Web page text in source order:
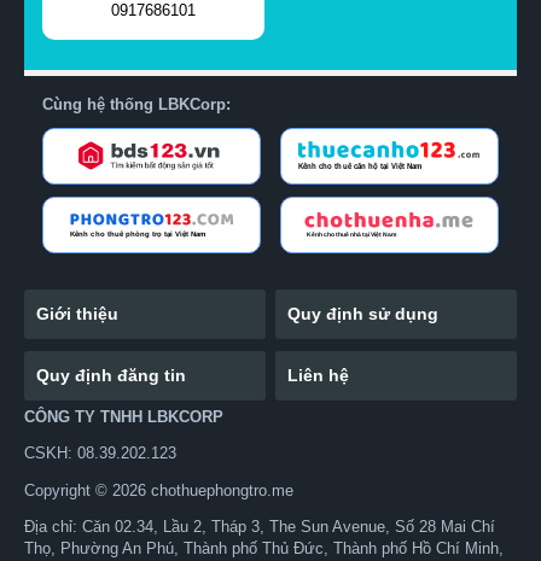
0917686101
Cùng hệ thống LBKCorp:
Giới thiệu Quy định sử dụng
Quy định đăng tin Liên hệ
CÔNG TY TNHH LBKCORP
CSKH: 08.39.202.123
Copyright © 2026 chothuephongtro.me
Địa chỉ: Căn 02.34, Lầu 2, Tháp 3, The Sun Avenue, Số 28 Mai Chí
Thọ, Phường An Phú, Thành phố Thủ Đức, Thành phố Hồ Chí Minh,